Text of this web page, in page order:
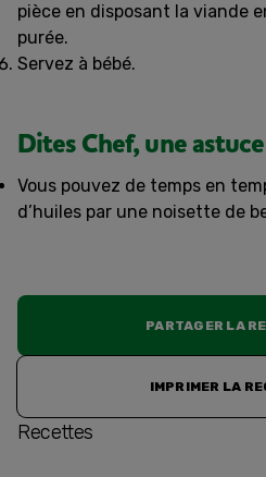
pièce en disposant la viande
purée.
Servez à bébé.
Dites Chef, une
Vous pouvez de temps en
d’huiles par une noisette de
PARTAGER LA
IMPRIMER LA
Recettes